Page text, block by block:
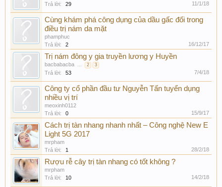
Trả lời: 29 11/1/18
Cùng khám phá công dụng của dầu gấc đối trong
điều trị nám da mặt
phamphuc
Trả lời:
2 16/12/17
Trị nám đông y gia truyền lương y Huyền
bacbabacba ... 2 3
Trả lời: 53 7/4/18
Công ty cổ phần đầu tư Nguyễn Tấn tuyển dụng
nhiều vị trí
meoxinh0112
Trả lời:
0 15/9/17
Cách trị tàn nhang nhanh nhất – Công nghệ New E
Light 5G 2017
mrpham
Trả lời:
1 28/2/18
Rượu rễ cây trị tàn nhang có tốt không ?
mrpham
Trả lời:
10 14/2/18